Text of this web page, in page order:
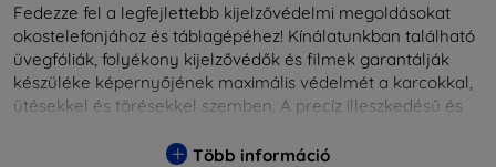
Fedezze fel a legfejlettebb kijelzővédelmi megoldásokat
okostelefonjához és táblagépéhez! Kínálatunkban található
üvegfóliák, folyékony kijelzővédők és filmek garantálják
készüléke képernyőjének maximális védelmét a karcokkal,
ütésekkel és törésekkel szemben. A precíz illeszkedésű és
hanem kristálytiszta képet is biztosítanak, megőrzi a
Több információ